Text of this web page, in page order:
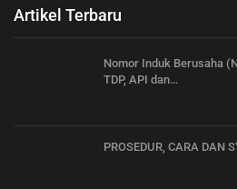
Artikel Terbaru
Nomor Induk Berusaha
TDP, API dan…
PROSEDUR, CARA DAN